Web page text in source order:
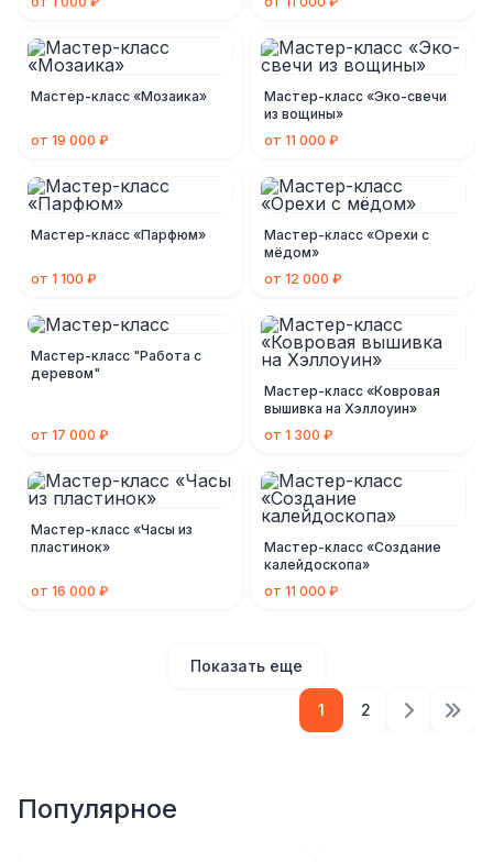
Мастер-класс «Мозаика»
от 19 000 ₽
Мастер-класс «Эко-свечи
из вощины»
от 11 000 ₽
Мастер-класс «Парфюм»
от 1 100 ₽
Мастер-класс «Орехи с
мёдом»
от 12 000 ₽
Мастер-класс "Работа с
деревом"
от 17 000 ₽
Мастер-класс «Ковровая
вышивка на Хэллоуин»
от 1 300 ₽
Мастер-класс «Часы из
пластинок»
от 16 000 ₽
Мастер-класс «Создание
калейдоскопа»
от 11 000 ₽
Показать еще
1 2
Популярное